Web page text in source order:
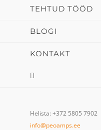
TEHTUD TÖÖD
BLOGI
KONTAKT
Helista: +372 5805 7902
info@peoamps.ee